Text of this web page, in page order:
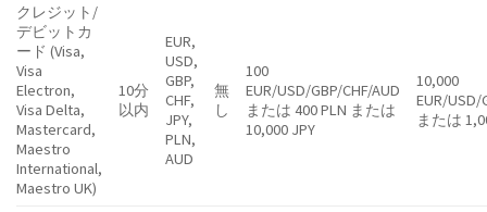
クレジット/
デビットカ
ード (Visa,
Visa
Electron,
Visa Delta,
Mastercard,
Maestro
International,
Maestro UK)
10分
以内
EUR,
USD,
GBP,
CHF,
JPY,
PLN,
AUD
無
し
100
EUR/USD/GBP/CHF/AUD
または 400 PLN または
10,000 JPY
10,000
EUR/USD/
または